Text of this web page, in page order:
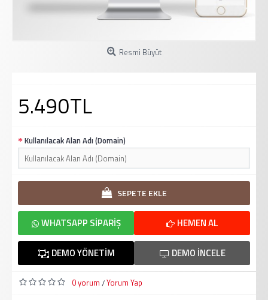
Resmi Büyüt
5.490TL
Kullanılacak Alan Adı (Domain)
SEPETE EKLE
HEMEN AL
WHATSAPP SIPARIŞ
DEMO İNCELE
DEMO YÖNETIM
0 yorum /Yorum Yap